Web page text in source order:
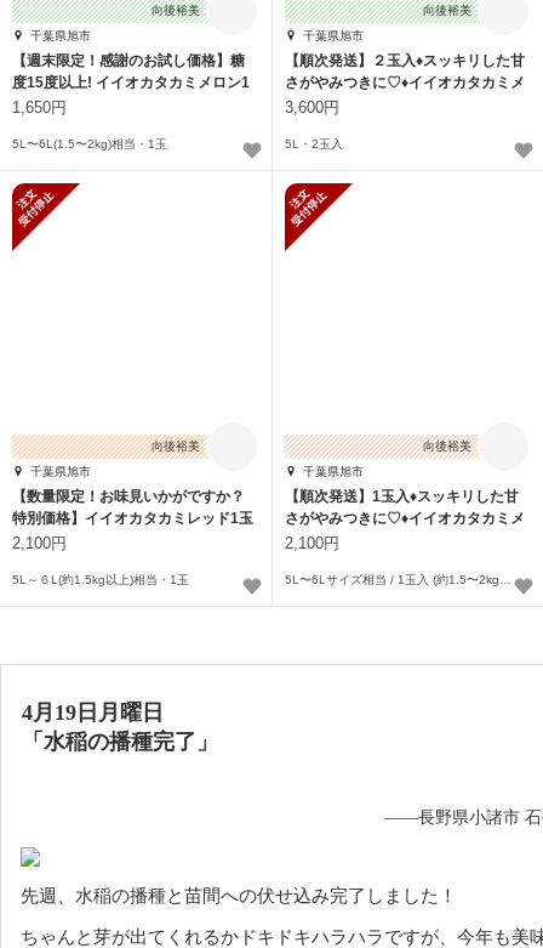
向後裕美
千葉県旭市
【週末限定！感謝のお試し価格】糖
度15度以上! イイオカタカミメロン1
玉入
1,650円
5L〜6L(1.5〜2kg)相当・1玉
向後裕美
千葉県旭市
【順次発送】２玉入♦スッキリした甘
さがやみつきに♡♦︎イイオカタカミメ
ロン♦︎
3,600円
5L・2玉入
向後裕美
千葉県旭市
【数量限定！お味見いかがですか？
特別価格】イイオカタカミレッド1玉
入(大玉)
2,100円
5L～６L(約1.5kg以上)相当・1玉
向後裕美
千葉県旭市
【順次発送】1玉入♦スッキリした甘
さがやみつきに♡♦︎イイオカタカミメ
ロン♦
2,100円
4月19日月曜日
「水稲の播種完了」
——長野県小諸市 石
先週、水稲の播種と苗間への伏せ込み完了しました！
ちゃんと芽が出てくれるかドキドキハラハラですが、今年も美